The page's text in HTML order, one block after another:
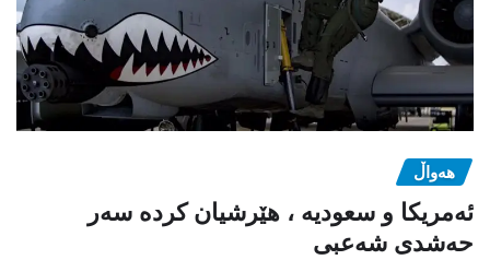
هەواڵ
ئەمریکا و سعودیە ، هێرشیان کردە سەر
حەشدی شەعبی